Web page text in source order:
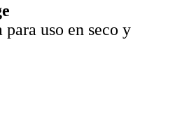
uso en seco y